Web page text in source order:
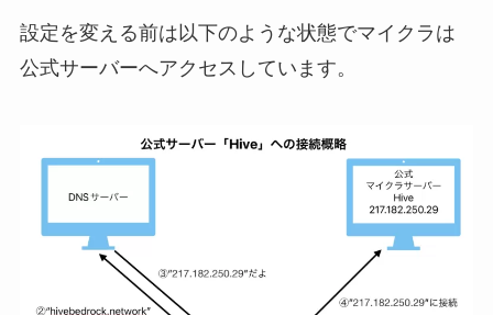
設定を変える前は以下のような状態でマイクラは
公式サーバーへアクセスしています。